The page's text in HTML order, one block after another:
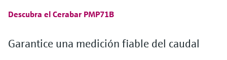
Descubra el Cerabar PMP71B
Garantice una medición fiable del caudal